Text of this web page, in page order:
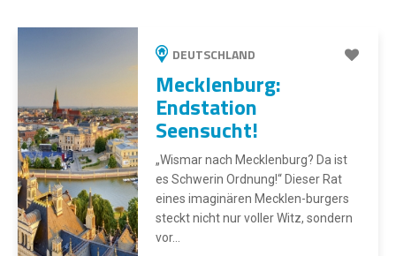
DEUTSCHLAND
Mecklenburg:
Endstation
Seensucht!
„Wismar nach Mecklenburg? Da ist
es Schwerin Ordnung!“ Dieser Rat
eines imaginären Mecklen-burgers
steckt nicht nur voller Witz, sondern
vor...